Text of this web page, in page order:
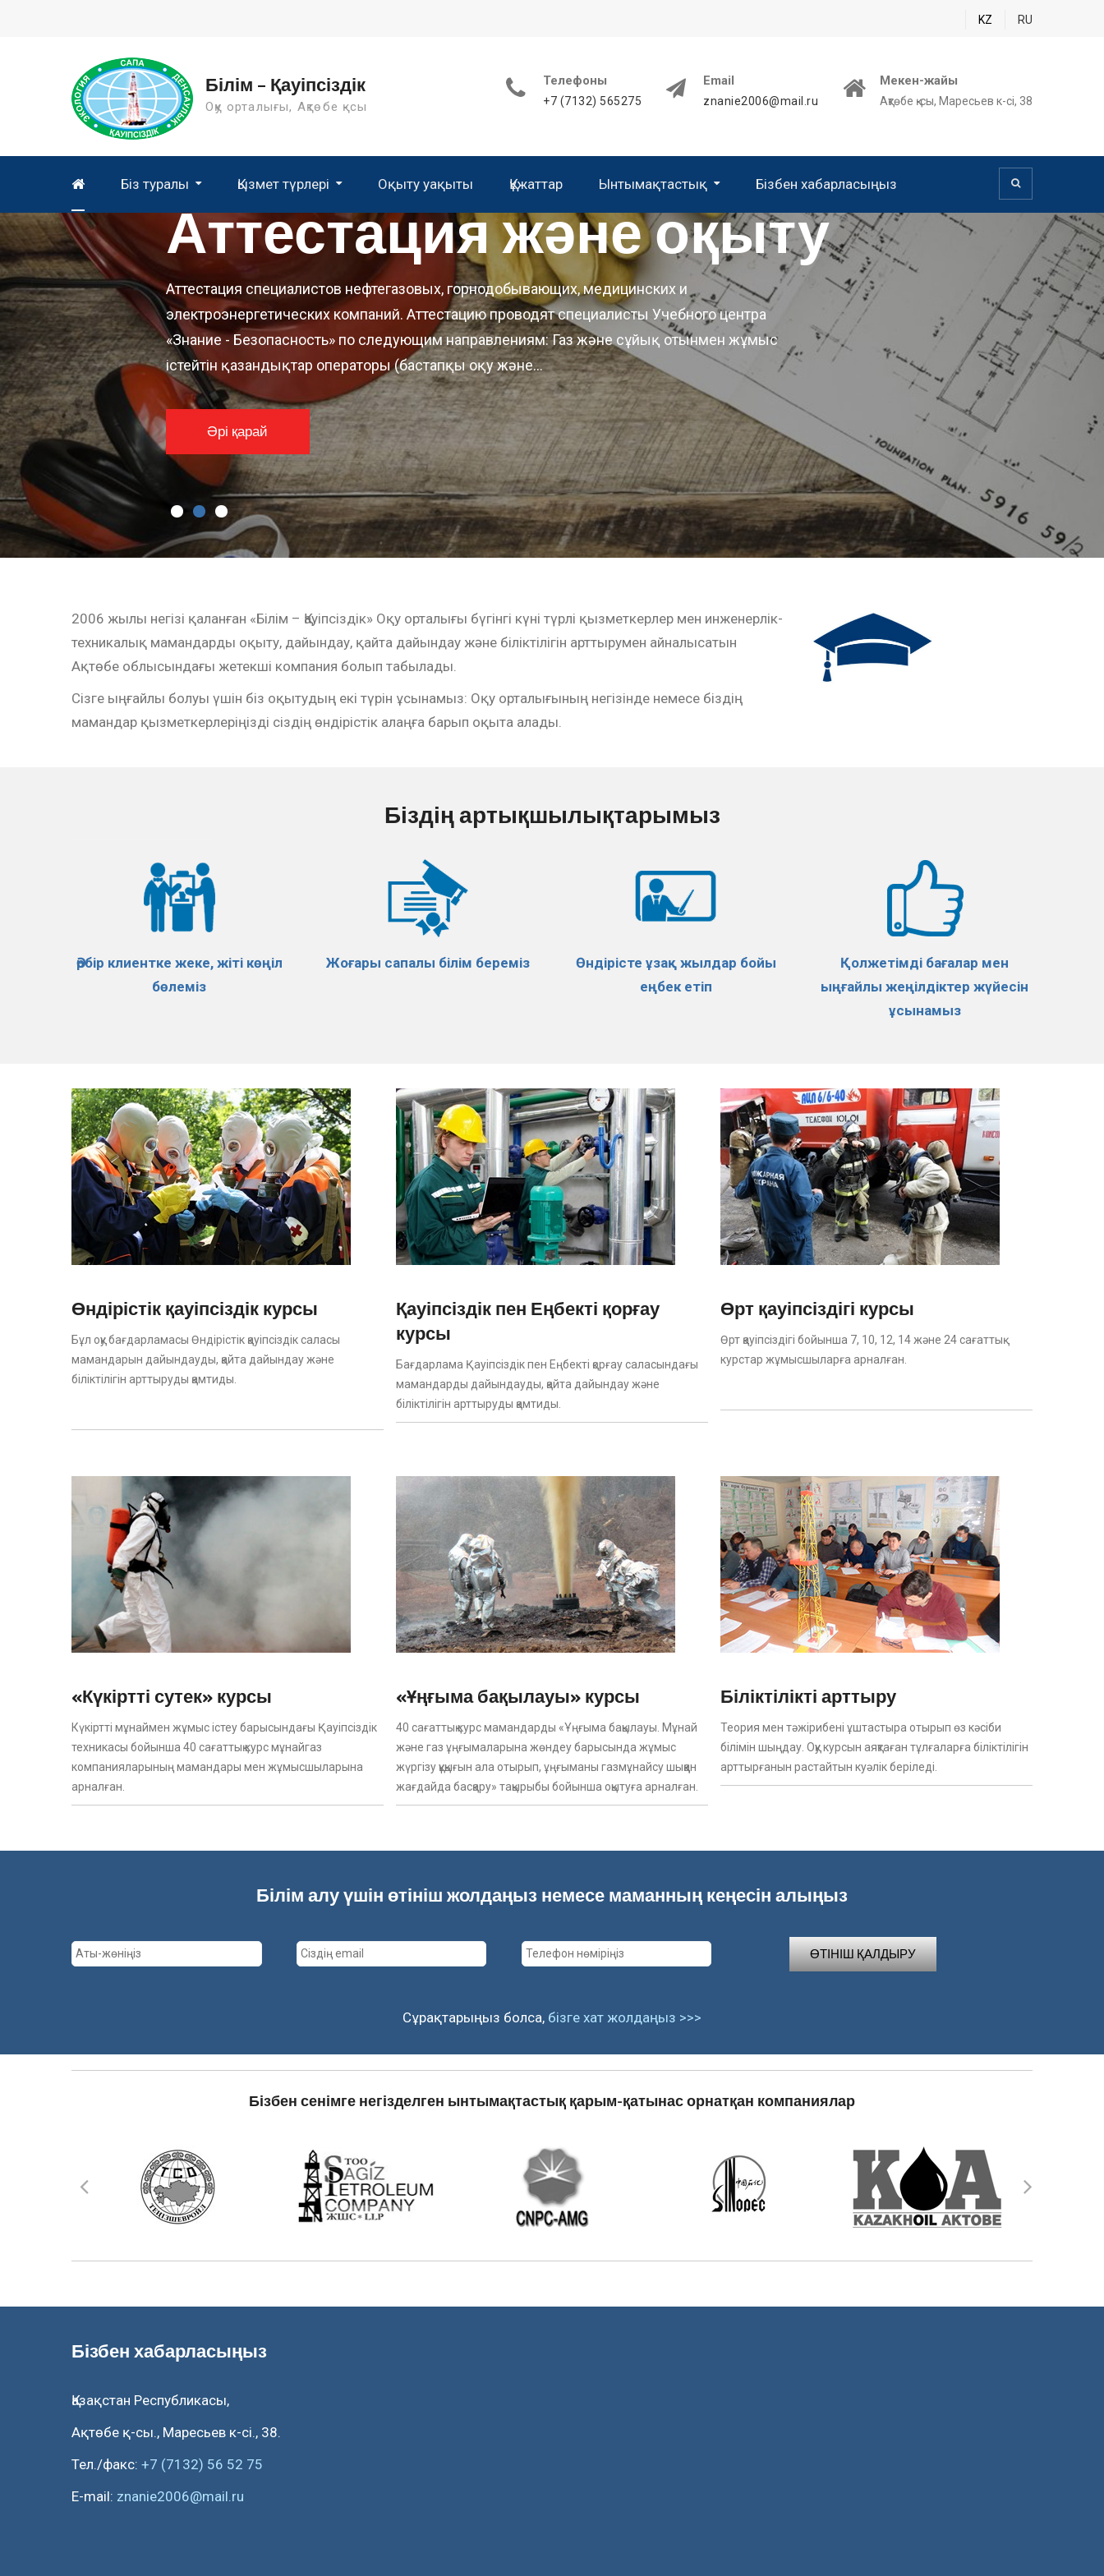
KZ RU
Білім – Қауіпсіздік
Оқу орталығы, Ақтөбе қ-сы
Телефоны
+7 (7132) 565275
Email
znanie2006@mail.ru
Мекен-жайы
Ақтөбе қ-сы, Маресьев к-сі, 38
Біз туралы Қызмет түрлері Оқыту уақыты Құжаттар Ынтымақтастық Бізбен хабарласыңыз
Аттестация және оқыту
Аттестация специалистов нефтегазовых, горнодобывающих, медицинских и
электроэнергетических компаний. Аттестацию проводят специалисты Учебного центра
«Знание - Безопасность» по следующим направлениям: Газ және сұйық отынмен жұмыс
істейтін қазандықтар операторы (бастапқы оқу және…
Әрі қарай
2006 жылы негізі қаланған «Білім – Қауіпсіздік» Оқу орталығы бүгінгі күні түрлі қызметкерлер мен инженерлік-
техникалық мамандарды оқыту, дайындау, қайта дайындау және біліктілігін арттырумен айналысатын
Ақтөбе облысындағы жетекші компания болып табылады.
Сізге ыңғайлы болуы үшін біз оқытудың екі түрін ұсынамыз: Оқу орталығының негізінде немесе біздің
мамандар қызметкерлеріңізді сіздің өндірістік алаңға барып оқыта алады.
Біздің артықшылықтарымыз
Әрбір клиентке жеке, жіті көңіл
бөлеміз
Жоғары сапалы білім береміз
Өндірісте ұзақ жылдар бойы
еңбек етіп
Қолжетімді бағалар мен
ыңғайлы жеңілдіктер жүйесін
ұсынамыз
Өндірістік қауіпсіздік курсы
Бұл оқу бағдарламасы Өндірістік қауіпсіздік саласы
мамандарын дайындауды, қайта дайындау және
біліктілігін арттыруды қамтиды.
Қауіпсіздік пен Еңбекті қорғау
курсы
Бағдарлама Қауіпсіздік пен Еңбекті қорғау саласындағы
мамандарды дайындауды, қайта дайындау және
біліктілігін арттыруды қамтиды.
Өрт қауіпсіздігі курсы
Өрт қауіпсіздігі бойынша 7, 10, 12, 14 және 24 сағаттық
курстар жұмысшыларға арналған.
«Күкіртті сутек» курсы
Күкіртті мұнаймен жұмыс істеу барысындағы Қауіпсіздік
техникасы бойынша 40 сағаттық курс мұнайгаз
компанияларының мамандары мен жұмысшыларына
арналған.
«Ұңғыма бақылауы» курсы
40 сағаттық курс мамандарды «Ұңғыма бақылауы. Мұнай
және газ ұңғымаларына жөндеу барысында жұмыс
жүргізу құқығын ала отырып, ұңғыманы газмұнайсу шыққан
жағдайда басқару» тақырыбы бойынша оқытуға арналған.
Біліктілікті арттыру
Теория мен тәжірибені ұштастыра отырып өз кәсіби
білімін шыңдау. Оқу курсын аяқтаған тұлғаларға біліктілігін
арттырғанын растайтын куәлік беріледі.
Білім алу үшін өтініш жолдаңыз немесе маманның кеңесін алыңыз
Сұрақтарыңыз болса, бізге хат жолдаңыз >>>
Бізбен сенімге негізделген ынтымақтастық қарым-қатынас орнатқан компаниялар
Бізбен хабарласыңыз
Қазақстан Республикасы,
Ақтөбе қ-сы., Маресьев к-сі., 38.
Тел./факс: +7 (7132) 56 52 75
E-mail: znanie2006@mail.ru